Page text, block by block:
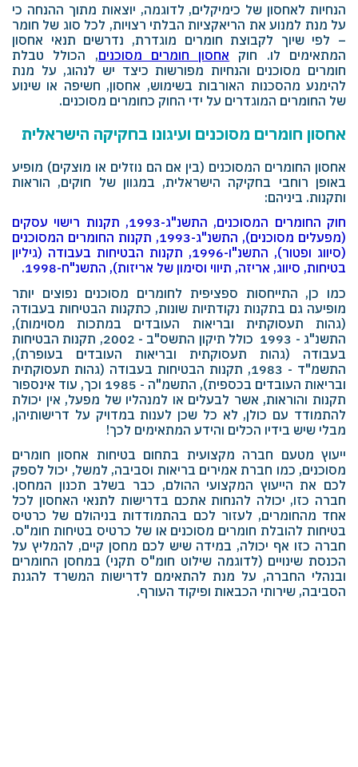
הנחיות לאחסון של כימיקלים, לדוגמה, יוצאות מתוך ההנחה כי
על מנת למנוע את הריאקציות הבלתי רצויות, לכל סוג של חומר
– לפי שיוך לקבוצת חומרים מוגדרת, נדרשים תנאי אחסון
המתאימים לו. חוק אחסון חומרים מסוכנים, הכולל טבלת
חומרים מסוכנים והנחיות מפורשות כיצד יש לנהוג, על מנת
להימנע מהסכנות האורבות בשימוש, אחסון, חשיפה או שינוע
של החומרים המוגדרים על ידי החוק כחומרים מסוכנים.
אחסון חומרים מסוכנים ועיגונו בחקיקה הישראלית
אחסון החומרים המסוכנים (בין אם הם נוזלים או מוצקים) מופיע
באופן רוחבי בחקיקה הישראלית, במגוון של חוקים, הוראות
ותקנות. ביניהם:
חוק החומרים המסוכנים, התשנ"ג-1993
, תקנות רישוי עסקים
(מפעלים מסוכנים), התשנ"ג-1993
, תקנות החומרים המסוכנים
(סיווג ופטור), התשנ"ו-1996
, תקנות הבטיחות בעבודה (גיליון
בטיחות, סיווג, אריזה, תיווי וסימון של אריזות), התשנ"ח-1998
.
כמו כן, התייחסות ספציפית לחומרים מסוכנים נפוצים יותר
מופיעה גם בתקנות נקודתיות שונות, כתקנות הבטיחות בעבודה
(גהות תעסוקתית ובריאות העובדים במתכות מסוימות),
התשנ"ג - 1993 כולל תיקון התשס"ב - 2002, תקנות הבטיחות
בעבודה (גהות תעסוקתית ובריאות העובדים בעופרת),
התשמ"ד - 1983, תקנות הבטיחות בעבודה (גהות תעסוקתית
ובריאות העובדים בכספית), התשמ"ה - 1985 וכך, עוד אינספור
תקנות והוראות, אשר לבעלים או למנהליו של מפעל, אין יכולת
להתמודד עם כולן, לא כל שכן לענות במדויק על דרישותיהן,
מבלי שיש בידיו הכלים והידע המתאימים לכך!
ייעוץ מטעם חברה מקצועית בתחום בטיחות אחסון חומרים
מסוכנים, כמו חברת אמירים בריאות וסביבה, למשל, יכול לספק
לכם את הייעוץ המקצועי ההולם, כבר בשלב תכנון המחסן.
חברה כזו, יכולה להנחות אתכם בדרישות לתנאי האחסון לכל
אחד מהחומרים, לעזור לכם בהתמודדות בניהולם של כרטיס
בטיחות להובלת חומרים מסוכנים או של כרטיס בטיחות חומ"ס.
חברה כזו אף יכולה, במידה שיש לכם מחסן קיים, להמליץ על
הכנסת שינויים (לדוגמה שילוט חומ"ס תקני) במחסן החומרים
ובנהלי החברה, על מנת להתאימם לדרישות המשרד להגנת
הסביבה, שירותי הכבאות ופיקוד העורף.